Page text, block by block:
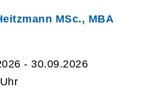
MSc., MBA
- 30.09.2026